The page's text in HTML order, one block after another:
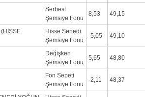
Serbest
Şemsiye Fonu
8,53 49,15
Hisse Senedi
Şemsiye Fonu
-5,05 49,10
Değişken
Şemsiye Fonu
5,65 48,80
Fon Sepeti
Şemsiye Fonu
-2,11 48,37